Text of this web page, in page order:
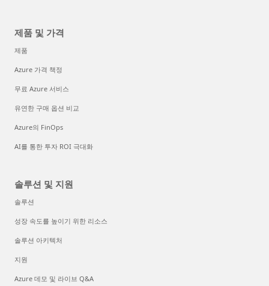
제품 및 가격
제품
Azure 가격 책정
무료 Azure 서비스
유연한 구매 옵션 비교
Azure의 FinOps
AI를 통한 투자 ROI 극대화
솔루션 및 지원
솔루션
성장 속도를 높이기 위한 리소스
솔루션 아키텍처
지원
Azure 데모 및 라이브 Q&A